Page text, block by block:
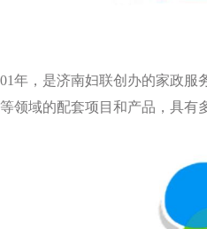
年，是济南妇联创办的家政
领域的配套项目和产品，具有